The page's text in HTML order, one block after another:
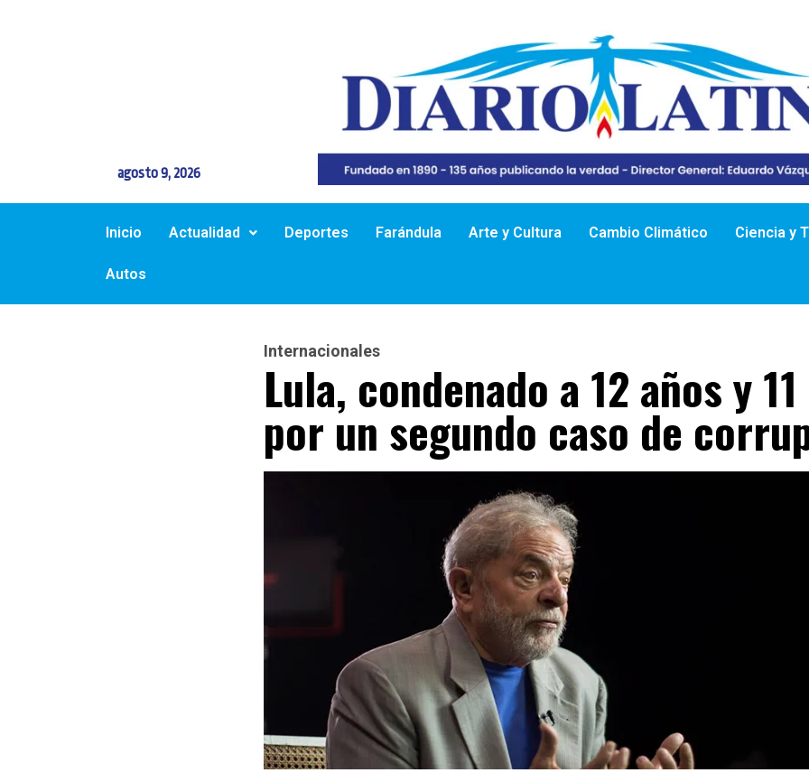
agosto 9, 2026
Inicio Actualidad Deportes Farándula Arte y Cultura Cambio Climático Ciencia y
Autos
Internacionales
Lula, condenado a 12 años y
por un segundo caso de